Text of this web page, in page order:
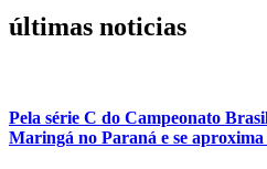
últimas noticias
Pela série C do Campeonato
Maringá no Paraná e se aproxima